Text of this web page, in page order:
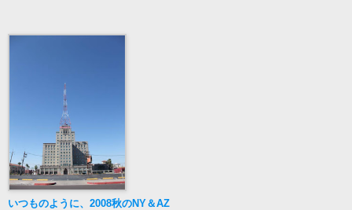
いつものように、2008秋のNY＆AZ